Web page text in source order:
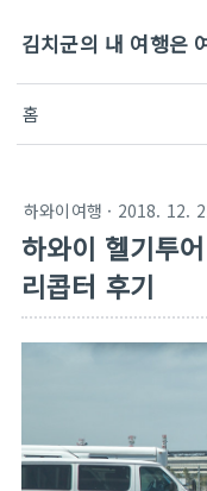
김치군의 내 여행은
홈
하와이여행 · 2018. 12.
하와이 헬기투
리콥터 후기